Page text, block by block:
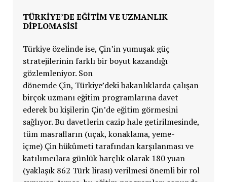
TÜRKİYE’DE EĞİTİM VE UZMANLIK
DİPLOMASİSİ
Türkiye özelinde ise, Çin’in yumuşak güç
stratejilerinin farklı bir boyut kazandığı
gözlemleniyor. Son
dönemde Çin, Türkiye’deki bakanlıklarda çalışan
birçok uzmanı eğitim programlarına davet
ederek bu kişilerin Çin’de eğitim görmesini
sağlıyor. Bu davetlerin cazip hale getirilmesinde,
tüm masrafların (uçak, konaklama, yeme-
içme) Çin hükûmeti tarafından karşılanması ve
katılımcılara günlük harçlık olarak 180 yuan
(yaklaşık 862 Türk lirası) verilmesi önemli bir rol